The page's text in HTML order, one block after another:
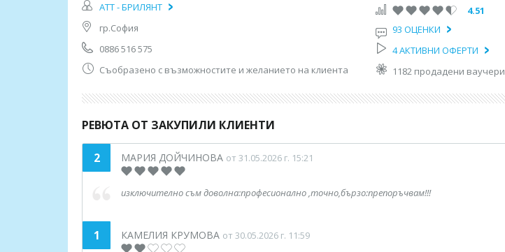
АТТ - БРИЛЯНТ
гр.София
0886 516 575
Съобразено с възможностите и желанието на клиента
4.51
93 ОЦЕНКИ
4 АКТИВНИ ОФЕРТИ
1182 продадени ваучери
РЕВЮТА ОТ ЗАКУПИЛИ КЛИЕНТИ
2 МАРИЯ ДОЙЧИНОВА от 31.05.2026 г. 15:21
изключително съм доволна:професионално ,точно,бързо:препоръчвам!!!
1 КАМЕЛИЯ КРУМОВА от 30.05.2026 г. 11:59